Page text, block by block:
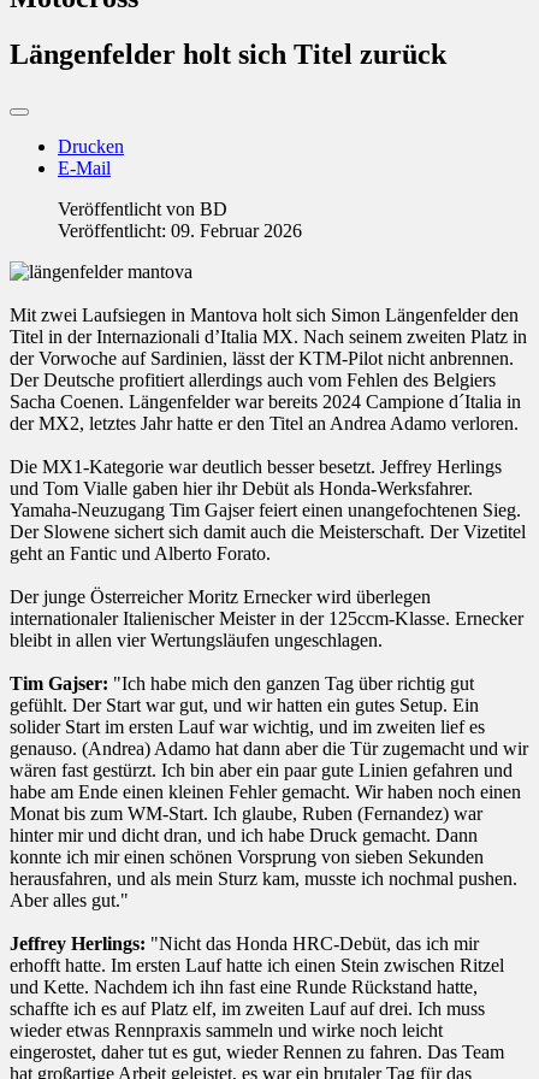
Längenfelder holt sich Titel zurück
Drucken
E-Mail
Veröffentlicht von BD
Veröffentlicht: 09. Februar 2026
Mit zwei Laufsiegen in Mantova holt sich Simon Längenfelder den
Titel in der Internazionali d’Italia MX. Nach seinem zweiten Platz in
der Vorwoche auf Sardinien, lässt der KTM-Pilot nicht anbrennen.
Der Deutsche profitiert allerdings auch vom Fehlen des Belgiers
Sacha Coenen. Längenfelder war bereits 2024 Campione d´Italia in
der MX2, letztes Jahr hatte er den Titel an Andrea Adamo verloren.
Die MX1-Kategorie war deutlich besser besetzt. Jeffrey Herlings
und Tom Vialle gaben hier ihr Debüt als Honda-Werksfahrer.
Yamaha-Neuzugang Tim Gajser feiert einen unangefochtenen Sieg.
Der Slowene sichert sich damit auch die Meisterschaft. Der Vizetitel
geht an Fantic und Alberto Forato.
Der junge Österreicher Moritz Ernecker wird überlegen
internationaler Italienischer Meister in der 125ccm-Klasse. Ernecker
bleibt in allen vier Wertungsläufen ungeschlagen.
Tim Gajser: "Ich habe mich den ganzen Tag über richtig gut
gefühlt. Der Start war gut, und wir hatten ein gutes Setup. Ein
solider Start im ersten Lauf war wichtig, und im zweiten lief es
genauso. (Andrea) Adamo hat dann aber die Tür zugemacht und wir
wären fast gestürzt. Ich bin aber ein paar gute Linien gefahren und
habe am Ende einen kleinen Fehler gemacht. Wir haben noch einen
Monat bis zum WM-Start. Ich glaube, Ruben (Fernandez) war
hinter mir und dicht dran, und ich habe Druck gemacht. Dann
konnte ich mir einen schönen Vorsprung von sieben Sekunden
herausfahren, und als mein Sturz kam, musste ich nochmal pushen.
Aber alles gut."
Jeffrey Herlings: "Nicht das Honda HRC-Debüt, das ich mir
erhofft hatte. Im ersten Lauf hatte ich einen Stein zwischen Ritzel
und Kette. Nachdem ich ihn fast eine Runde Rückstand hatte,
schaffte ich es auf Platz elf, im zweiten Lauf auf drei. Ich muss
wieder etwas Rennpraxis sammeln und wirke noch leicht
eingerostet, daher tut es gut, wieder Rennen zu fahren. Das Team
hat großartige Arbeit geleistet, es war ein brutaler Tag für das